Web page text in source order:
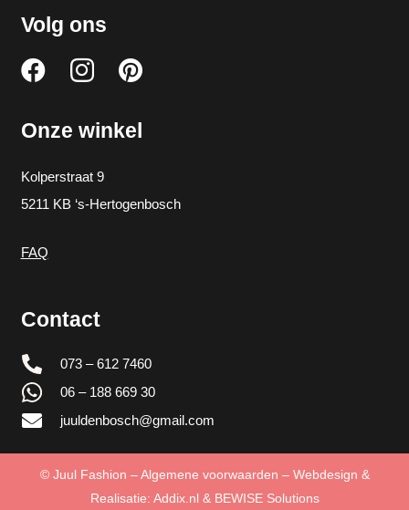
Volg ons
Onze winkel
Kolperstraat 9
5211 KB ‘s-Hertogenbosch
FAQ
Contact
073 – 612 7460
06 – 188 669 30
juuldenbosch@gmail.com
© Juul Fashion –Algemene voorwaarden – Webdesign &
Realisatie: Addix.nl & BEWISE Solutions